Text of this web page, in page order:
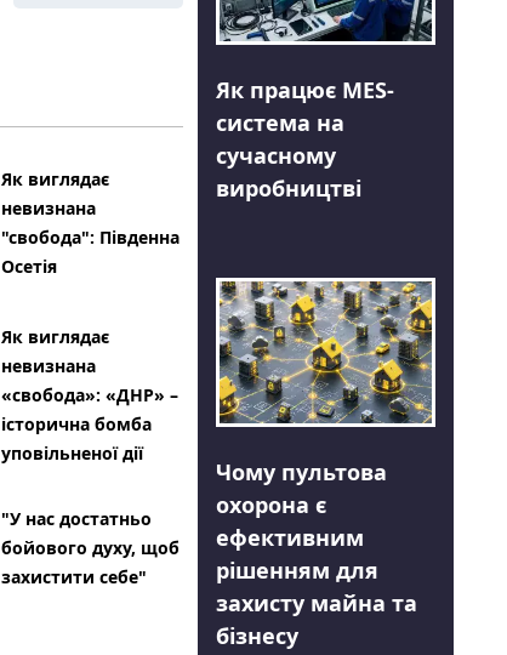
Як виглядає
невизнана
"свобода": Південна
Осетія
Як виглядає
невизнана
«свобода»: «ДНР» –
історична бомба
уповільненої дії
"У нас достатньо
бойового духу, щоб
захистити себе"
Як працює MES-
система на
сучасному
виробництві
Чому пультова
охорона є
ефективним
рішенням для
захисту майна та
бізнесу